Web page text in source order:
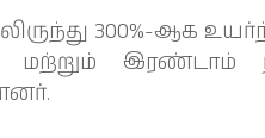
300%-ஆக
மற்றும் இரண்டாம்